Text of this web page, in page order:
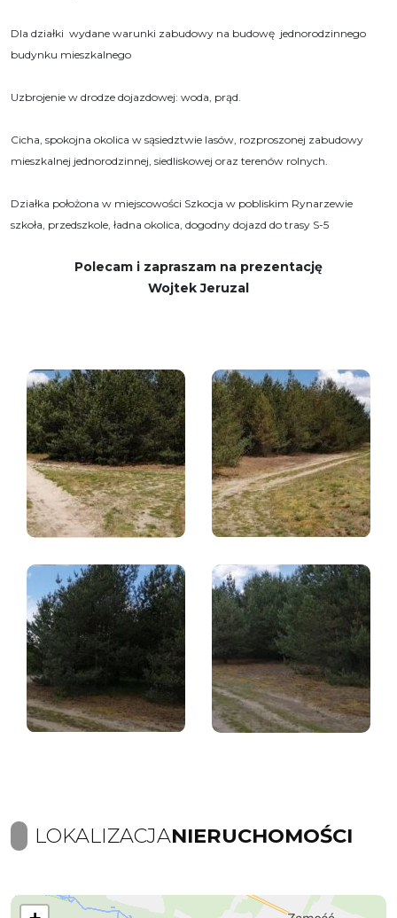
Dla działki wydane warunki zabudowy na budowę jednorodzinnego
budynku mieszkalnego
Uzbrojenie w drodze dojazdowej: woda, prąd.
Cicha, spokojna okolica w sąsiedztwie lasów, rozproszonej zabudowy
mieszkalnej jednorodzinnej, siedliskowej oraz terenów rolnych.
Działka położona w miejscowości Szkocja w pobliskim Rynarzewie
szkoła, przedszkole, ładna okolica, dogodny dojazd do trasy S-5
Polecam i zapraszam na prezentację
Wojtek Jeruzal
LOKALIZACJANIERUCHOMOŚCI